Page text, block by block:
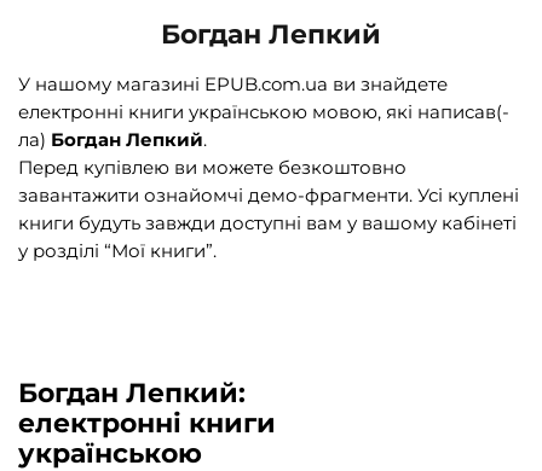
Книги для підлітків (240)
Науково-популярна література (1015)
Навчальна література та посібники (527)
Енциклопедії, довідники, словники (55)
Подарункові сертифікати (1)
Богдан Лепкий
У нашому магазині EPUB.com.ua ви знайдете
електронні книги українською мовою, які написав(-
ла) Богдан Лепкий.
Перед купівлею ви можете безкоштовно
завантажити ознайомчі демо-фрагменти. Усі куплені
книги будуть завжди доступні вам у вашому кабінеті
у розділі “Мої книги”.
Богдан Лепкий:
електронні книги
українською